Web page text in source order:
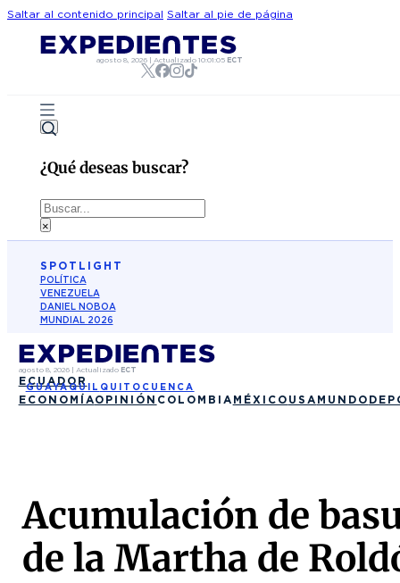
Saltar al contenido principal Saltar al pie de página
agosto 8, 2026 |Actualizado10:01:05 ECT
¿Qué deseas buscar?
Buscar
×
SPOTLIGHT
POLÍTICA
VENEZUELA
DANIEL NOBOA
MUNDIAL 2026
agosto 8, 2026| Actualizado ECT
ECUADOR
GUAYAQUIL QUITO CUENCA
ECONOMÍAOPINIÓN COLOMBIA MÉXICO USA MUNDO
Acumulación de
de la Martha de